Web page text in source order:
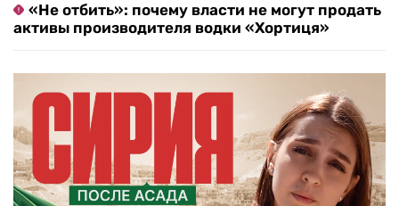
«Не отбить»: почему власти не могут продать
активы производителя водки «Хортиця»